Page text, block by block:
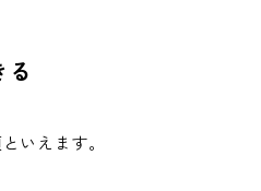
いえます。